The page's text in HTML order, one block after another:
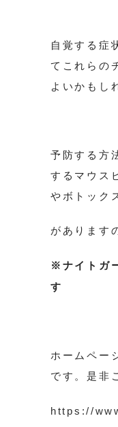
自覚する症
てこれらの
よいかもし
予防する方
するマウス
やボトック
があります
※ナイトガ
す
ホームペー
です。是非
https://